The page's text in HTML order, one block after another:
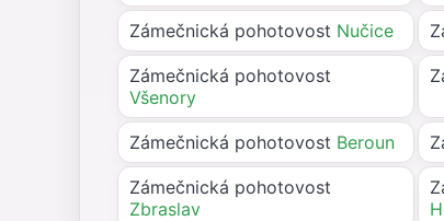
Zámečnická pohotovost Nučice
Zámečnická pohotovost
Všenory
Zámečnická pohotovost Beroun
Zámečnická pohotovost
Zbraslav